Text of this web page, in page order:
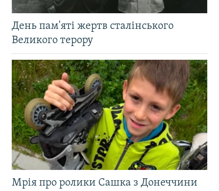
День пам'яті жертв сталінського
Великого терору
Мрія про ролики Сашка з Донеччини